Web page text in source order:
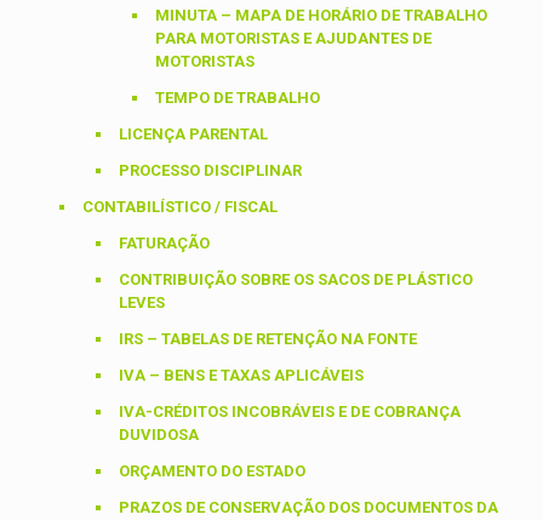
MINUTA – MAPA DE HORÁRIO DE TRABALHO
PARA MOTORISTAS E AJUDANTES DE
MOTORISTAS
TEMPO DE TRABALHO
LICENÇA PARENTAL
PROCESSO DISCIPLINAR
CONTABILÍSTICO / FISCAL
FATURAÇÃO
CONTRIBUIÇÃO SOBRE OS SACOS DE PLÁSTICO
LEVES
IRS – TABELAS DE RETENÇÃO NA FONTE
IVA – BENS E TAXAS APLICÁVEIS
IVA-CRÉDITOS INCOBRÁVEIS E DE COBRANÇA
DUVIDOSA
ORÇAMENTO DO ESTADO
PRAZOS DE CONSERVAÇÃO DOS DOCUMENTOS DA